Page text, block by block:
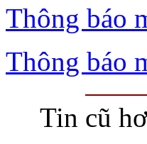
Thông báo
Thông báo
Tin cũ